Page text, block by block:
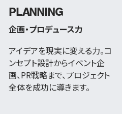
PLANNING
企画・プロデュース力
アイデアを現実に変える⼒。コ
ンセプト設計からイベント企
画、PR戦略まで、プロジェクト
全体を成功に導きます。